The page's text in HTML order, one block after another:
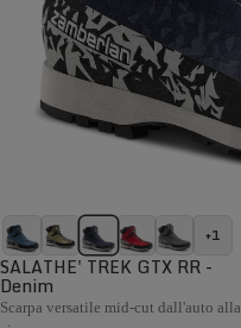
+1
SALATHE' TREK GTX RR -
Denim
Scarpa versatile mid-cut dall'auto alla